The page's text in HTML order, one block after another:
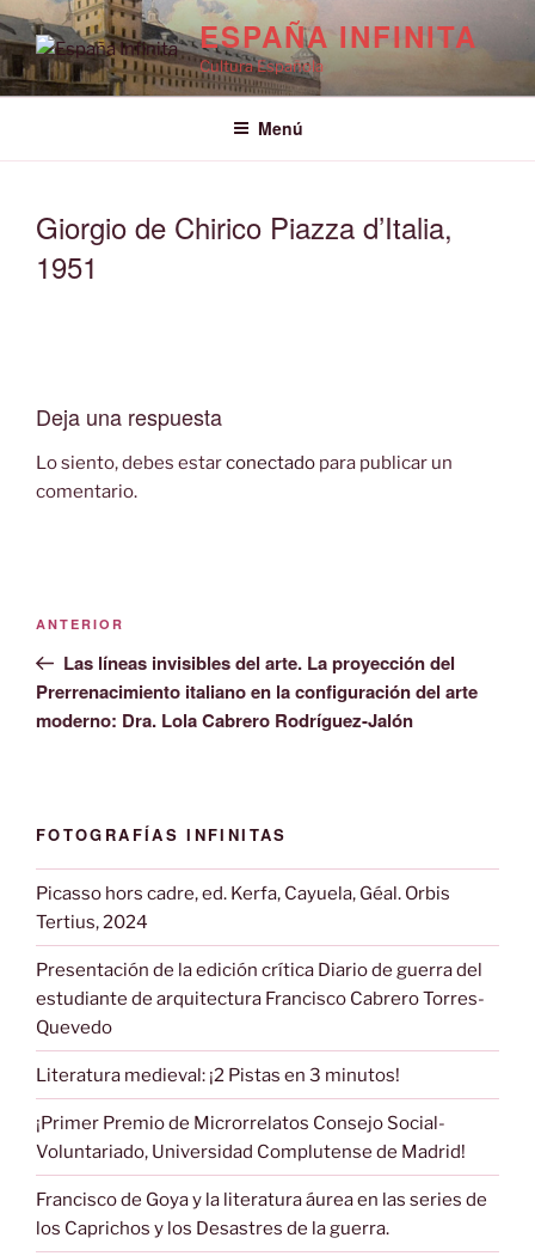
Saltar
al
contenido
ESPAÑA INFINITA
Cultura Española
Menú
Giorgio de Chirico Piazza d’Italia,
1951
Deja una respuesta
Lo siento, debes estarconectado para publicar un
comentario.
entradas
Entrada
anterior:
ANTERIOR
Las líneas invisibles del arte. La proyección del
Prerrenacimiento italiano en la configuración del arte
moderno: Dra. Lola Cabrero Rodríguez-Jalón
FOTOGRAFÍAS INFINITAS
Picasso hors cadre, ed. Kerfa, Cayuela, Géal. Orbis
Tertius, 2024
Presentación de la edición crítica Diario de guerra del
estudiante de arquitectura Francisco Cabrero Torres-
Quevedo
Literatura medieval: ¡2 Pistas en 3 minutos!
¡Primer Premio de Microrrelatos Consejo Social-
Voluntariado, Universidad Complutense de Madrid!
Francisco de Goya y la literatura áurea en las series de
los Caprichos y los Desastres de la guerra.